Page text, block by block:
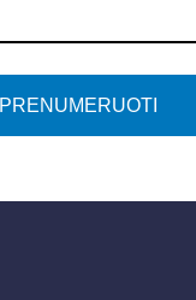
PRENUMERUOTI